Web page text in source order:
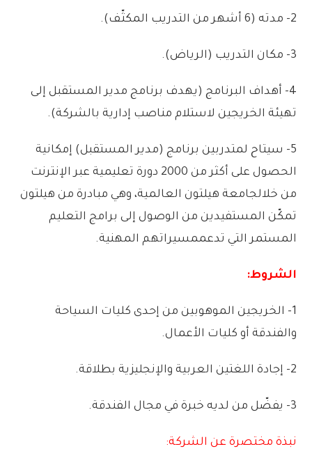
2- مدته (
6 أشهر من التدريب المكثّف).
3- مكان التدريب ( الرياض).
4- أهداف البرنامج ( يهدف برنامج مدير المستقبل إلى
تهيئة الخريجين لاستلام مناصب إدارية بالشركة).
5- سيتاح لمتدربين برنامج (مدير المستقبل) إمكانية
الحصول على أكثر من دورة تعليمية عبر الإنترنت
من خلالجامعة هيلتون العالمية، وهي مبادرة من هيلتون
تمكّن المستفيدين من الوصول إلى برامج التعليم
المستمر التي تدعممسيراتهم المهنية.
الشروط:
1- الخريجين الموهوبين من إحدى كليات السياحة
والفندقة أو كليات الأعمال.
2- إجادة اللغتين العربية والإنجليزية بطلاقة.
3- يفضّل من لديه خبرة في مجال الفندقة.
نبذة مختصرة عن الشركة: